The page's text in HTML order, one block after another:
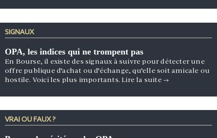
SIGNAUX
OPA, les indices qui ne trompent pas
En Bourse, il existe des signaux à suivre pour détecter une
offre publique d’achat ou d’échange, qu’elle soit amicale ou
hostile. Voici les plus importants.Lire la suite →
VRAI OU FAUX ?